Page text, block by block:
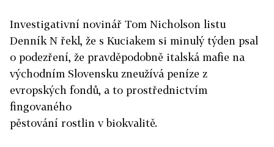
Investigativní novinář Tom Nicholson listu
Denník N řekl, že s Kuciakem si minulý týden psal
o podezření, že pravděpodobně italská mafie na
východním Slovensku zneužívá peníze z
evropských fondů, a to prostřednictvím
fingovaného
pěstování rostlin v biokvalitě.